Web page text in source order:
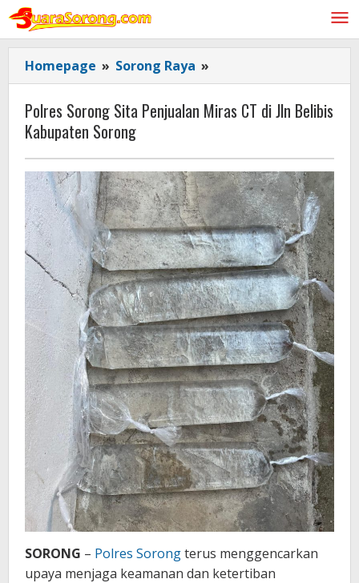
Lewati
konten
Homepage » Sorong Raya »
Sorong
Sita
Penjualan
CT
di
Jln
Belibis
Kabupaten
Sorong
Polres Sorong Sita Penjualan Miras CT di Jln Belibis
Kabupaten Sorong
SORONG – Polres Sorongterus menggencarkan
upaya menjaga keamanan dan ketertiban